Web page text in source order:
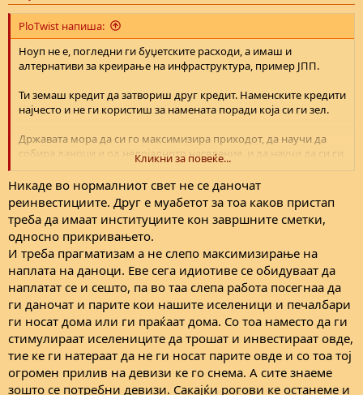
:
PloTwist напиша:
Ноуп не е, погледни ги буџетските расходи, а имаш и
алтернативи за креирање на инфраструктура, пример ЈПП.
Ти земаш кредит да затвориш друг кредит. Наменските кредити
најчесто и не ги користиш за намената поради која си ги зел.
Државата мора да си го максимизира приходот, да научи да
собира даноци и од нелојалното население, и да научи да си ги
рационализира средствата. Во спротивно, нели, може да се
случи и банкрот. А веќе има и притисоци да се зголеми
старосната граница за пензионирање, што може во скора
иднина да стане и реалност, поради лошите финансиски
биланси.
Се сложуваме дека потребни се кредити до одреден степен,
ама требаат и паметни политички чекори, пример ако како
пакет мерка за привлекување СДИ е и гаранција за
инфраструктурен опфат, државата мора да има калкулација да
се нафати на овој економски предизвик. Кај нас нема
рационализација, нема ни максимизирање на приходи, и има
премногу тендерски кредити.
Еве, сметам и дека државата мора да го оданочува сиот профит,
независно дали ќе биде реинвестиран или не. Од друга страна
Кликни за повеќе...
Никаде во нормалниот свет не се даночат
реинвестициите. Друг е муабетот за тоа каков пристап
треба да имаат институциите кон завршните сметки,
односно прикривањето.
И треба прагматизам а не слепо максимизирање на
наплата на даноци. Еве сега идиотиве се обидуваат да
наплатат се и сешто, па во таа слепа работа посегнаа да
ги даночат и парите кои нашите иселеници и печалбари
ги носат дома или ги праќаат дома. Со тоа наместо да ги
стимулираат иселениците да трошат и инвестираат овде,
тие ке ги натераат да не ги носат парите овде и со тоа тој
огромен прилив на девизи ке го снема. А сите знаеме
зошто се потребни девизи. Сакајќи рогови ке останеме и